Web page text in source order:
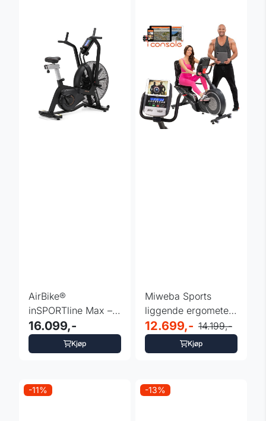
AirBike®
inSPORTline Max –
Helkroppstrening
16.099,-
Kjøp
Miweba Sports
liggende ergometer
ME700
12.699,- 14.199,-
Kjøp
-11% -13%